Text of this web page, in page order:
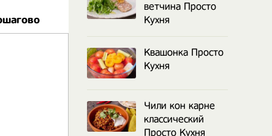
ветчина Просто
Кухня
Квашонка Просто
Кухня
Чили кон карне
классический
Просто Кухня